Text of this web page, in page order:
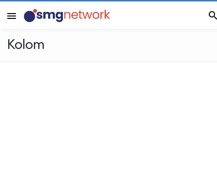
menu
Kolom